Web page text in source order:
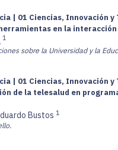
| 01 Ciencias, Innovación
en la
1
sobre la Universidad y la
| 01 Ciencias, Innovación
de la telesalud en
Bustos 1